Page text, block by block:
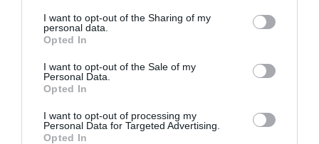
not limited to your visit or usage behaviour. You may click to
grant or deny consent to Google and its third-party tags to
use your data for below specified purposes in below Google
consent section.
I want to opt-out of the Sharing of my
personal data.
Opted In
I want to opt-out of the Sale of my
Personal Data.
Opted In
I want to opt-out of processing my
Personal Data for Targeted Advertising.
Opted In
növénygondozás
Korábbi bejegyzések
HASONLÓ BEJEGYZÉSEK